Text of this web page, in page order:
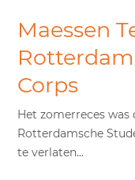
Maessen
Corps
Het zomerreces
Rotterdamsche
te verlaten...